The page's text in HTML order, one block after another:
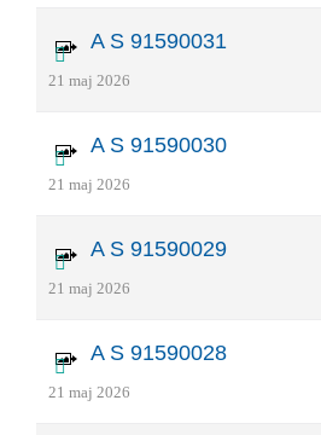
A S 91590031
21 maj 2026
A S 91590030
21 maj 2026
A S 91590029
21 maj 2026
A S 91590028
21 maj 2026